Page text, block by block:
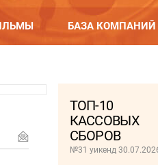
БАЗА КОМПАНИЙ
ТОП-10
КАССОВЫХ
СБОРОВ
№31 уикенд